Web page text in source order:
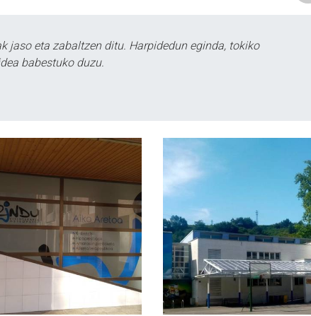
jaso eta zabaltzen ditu. Harpidedun eginda, tokiko
babestuko duzu.